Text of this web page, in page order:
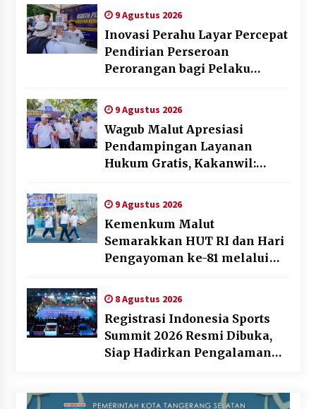
Pemasyarakatan
9 Agustus 2026
Inovasi Perahu Layar Percepat
Pendirian Perseroan
Perorangan bagi Pelaku
9 Agustus 2026
Wagub Malut Apresiasi
Pendampingan Layanan
Hukum Gratis, Kakanwil:
Kini Rp0
9 Agustus 2026
Kemenkum Malut
Semarakkan HUT RI dan Hari
Pengayoman ke-81 melalui
8 Agustus 2026
Registrasi Indonesia Sports
Summit 2026 Resmi Dibuka,
Siap Hadirkan Pengalaman